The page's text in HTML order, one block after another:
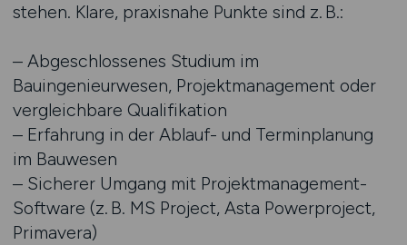
stehen. Klare, praxisnahe Punkte sind z. B.:
– Abgeschlossenes Studium im
Bauingenieurwesen, Projektmanagement oder
vergleichbare Qualifikation
– Erfahrung in der Ablauf- und Terminplanung
im Bauwesen
– Sicherer Umgang mit Projektmanagement-
Software (z. B. MS Project, Asta Powerproject,
Primavera)